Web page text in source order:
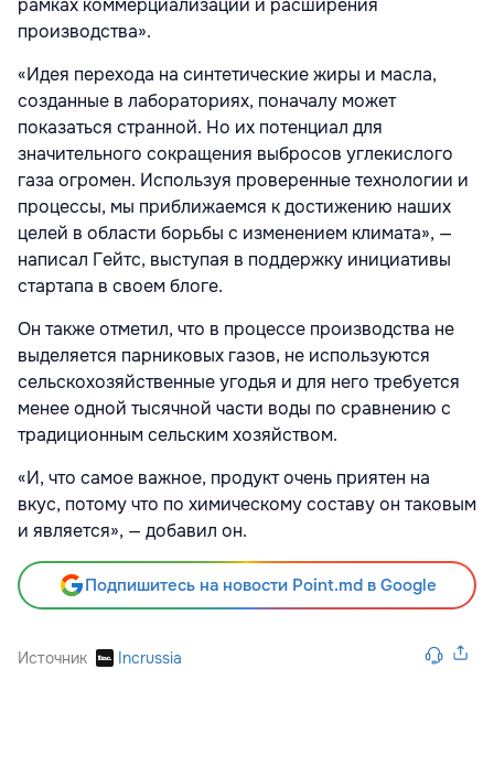
рамках коммерциализации и расширения
производства».
«Идея перехода на синтетические жиры и масла,
созданные в лабораториях, поначалу может
показаться странной. Но их потенциал для
значительного сокращения выбросов углекислого
газа огромен. Используя проверенные технологии и
процессы, мы приближаемся к достижению наших
целей в области борьбы с изменением климата», —
написал Гейтс, выступая в поддержку инициативы
стартапа в своем блоге.
Он также отметил, что в процессе производства не
выделяется парниковых газов, не используются
сельскохозяйственные угодья и для него требуется
менее одной тысячной части воды по сравнению с
традиционным сельским хозяйством.
«И, что самое важное, продукт очень приятен на
вкус, потому что по химическому составу он таковым
и является», — добавил он.
Подпишитесь на новости Point.md в Google
Источник Incrussia